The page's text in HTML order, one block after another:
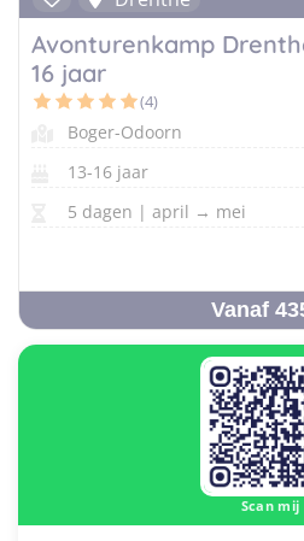
Avonturenkamp
16 jaar
(4)
Boger-Odoorn
13-16 jaar
5 dagen | april → mei
Vanaf
Scan mij